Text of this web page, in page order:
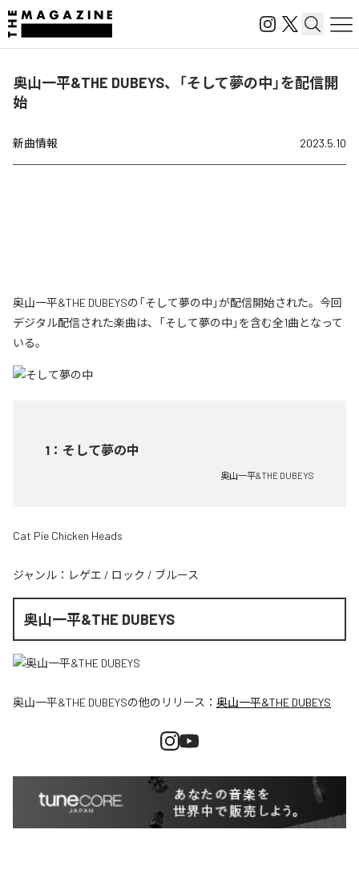
奥山一平&THE DUBEYS、「そして夢の中」を配信開
始
新曲情報 2023.5.10
奥山一平&THE DUBEYSの「そして夢の中」が配信開始された。今回
デジタル配信された楽曲は、「そして夢の中」を含む全1曲となって
いる。
1 ： そして夢の中
奥山一平&THE DUBEYS
Cat Pie Chicken Heads
ジャンル： レゲエ / ロック / ブルース
奥山一平&THE DUBEYS
奥山一平&THE DUBEYSの他のリリース： 奥山一平&THE DUBEYS